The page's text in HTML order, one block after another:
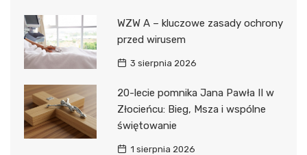
WZW A – kluczowe zasady ochrony
przed wirusem
3 sierpnia 2026
20-lecie pomnika Jana Pawła II w
Złocieńcu: Bieg, Msza i wspólne
świętowanie
1 sierpnia 2026